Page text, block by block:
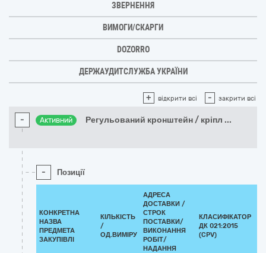
ЗВЕРНЕННЯ
ВИМОГИ/СКАРГИ
DOZORRO
ДЕРЖАУДИТСЛУЖБА УКРАЇНИ
+ відкрити всі - закрити всі
- Активний Регульований кронштейн / кріпл ...
- Позиції
КОНКРЕТНА
НАЗВА
ПРЕДМЕТА
ЗАКУПІВЛІ
КІЛЬКІСТЬ
/
ОД.ВИМІРУ
АДРЕСА
ДОСТАВКИ /
СТРОК
ПОСТАВКИ/
ВИКОНАННЯ
РОБІТ/
НАДАННЯ
КЛАСИФІКАТОР
ДК 021:2015
(CPV)